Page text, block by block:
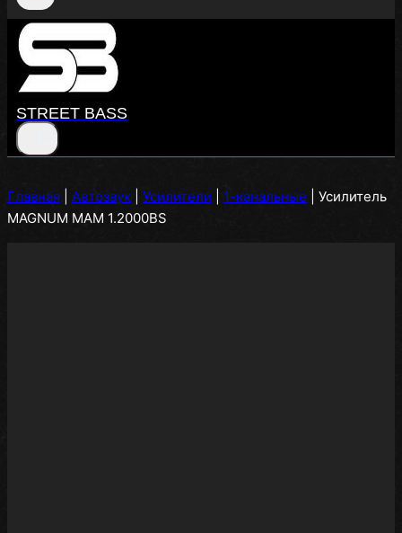
STREET BASS
Главная Автозвук Усилители 1-канальные
Усилитель
MAGNUM MAM 1.2000BS